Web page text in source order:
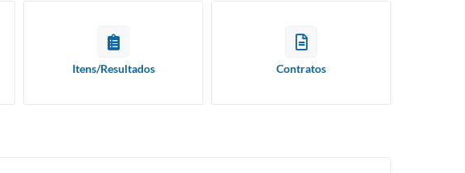
Itens/Resultados Contratos